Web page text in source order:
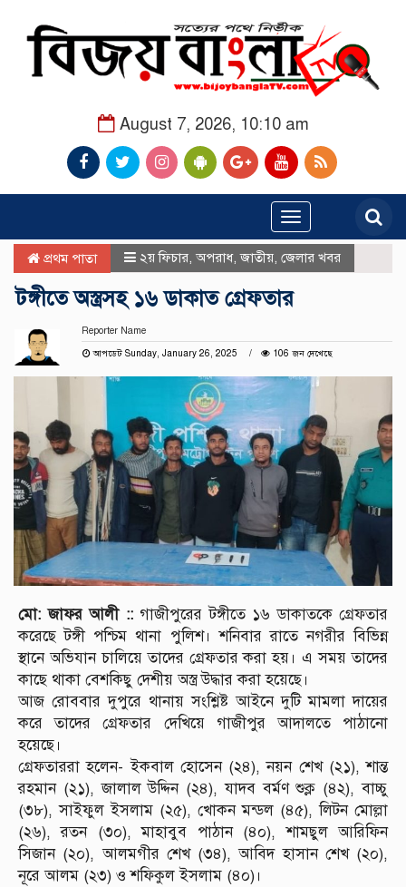
August 7, 2026, 10:10 am
Toggle
navigation
প্রথম পাতা ২য় ফিচার অপরাধ,জাতীয় জেলার খবর
টঙ্গীতে অস্ত্রসহ ১৬ ডাকাত গ্রেফতার
Reporter Name
আপডেট Sunday, January 26, 2025
106 জন দেখেছে
মো: জাফর আলী ::গাজীপুরের টঙ্গীতে ১৬ ডাকাতকে গ্রেফতার
করেছে টঙ্গী পশ্চিম থানা পুলিশ। শনিবার রাতে নগরীর বিভিন্ন
স্থানে অভিযান চালিয়ে তাদের গ্রেফতার করা হয়। এ সময় তাদের
কাছে থাকা বেশকিছু দেশীয় অস্ত্র উদ্ধার করা হয়েছে।
আজ রোববার দুপুরে থানায় সংশ্লিষ্ট আইনে দুটি মামলা দায়ের
করে তাদের গ্রেফতার দেখিয়ে গাজীপুর আদালতে পাঠানো
হয়েছে।
গ্রেফতাররা হলেন- ইকবাল হোসেন (২৪), নয়ন শেখ (২১), শান্ত
রহমান (২১), জালাল উদ্দিন (২৪), যাদব বর্মণ শুক্ল (৪২), বাচ্চু
(৩৮), সাইফুল ইসলাম (২৫), খোকন মন্ডল (৪৫), লিটন মোল্লা
(২৬), রতন (৩০), মাহাবুব পাঠান (৪০), শামছুল আরিফিন
সিজান (২০), আলমগীর শেখ (৩৪), আবিদ হাসান শেখ (২০),
নূরে আলম (২৩) ও শফিকুল ইসলাম (৪০)।